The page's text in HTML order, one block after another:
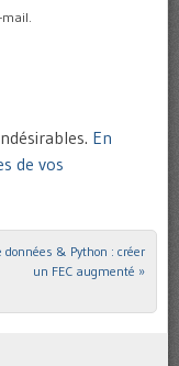
En
de vos
données & Python : créer
un FEC augmenté »